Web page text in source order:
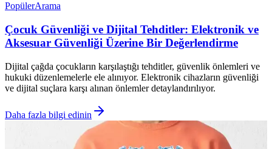
PopülerArama
Çocuk Güvenliği ve Dijital Tehditler: Elektronik ve
Aksesuar Güvenliği Üzerine Bir Değerlendirme
Dijital çağda çocukların karşılaştığı tehditler, güvenlik önlemleri ve
hukuki düzenlemelerle ele alınıyor. Elektronik cihazların güvenliği
ve dijital suçlara karşı alınan önlemler detaylandırılıyor.
Daha fazla bilgi edinin